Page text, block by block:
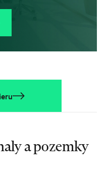
a pozemky